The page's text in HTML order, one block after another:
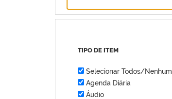
TIPO DE ITEM
Selecionar Todos/Nenhum
Agenda Diária
Áudio